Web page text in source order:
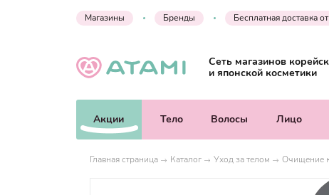
Магазины Бренды Бесплатная доставка
Сеть магазинов
и японской косметики
Акции Тело Волосы Лицо
Главная страница Каталог Уход за телом Очищение